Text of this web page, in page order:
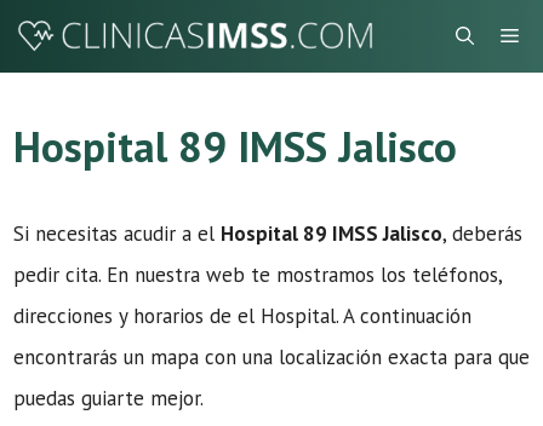
Saltar
Hospital 89 IMSS Jalisco
Si necesitas acudir a el Hospital 89 IMSS Jalisco, deberás
pedir cita. En nuestra web te mostramos los teléfonos,
direcciones y horarios de el Hospital. A continuación
encontrarás un mapa con una localización exacta para que
puedas guiarte mejor.